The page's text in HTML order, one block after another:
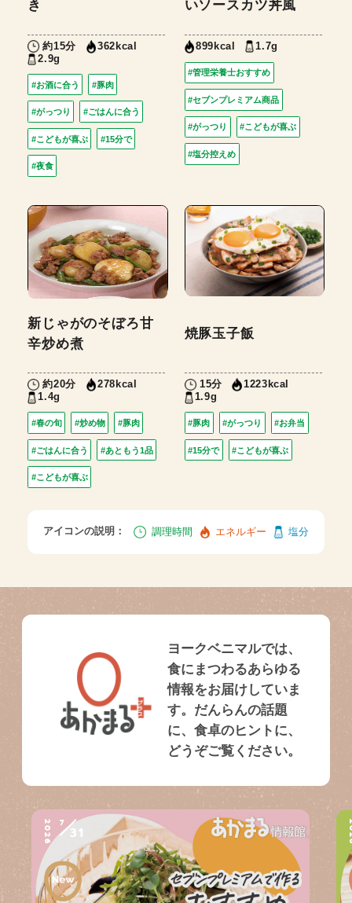
き
約15分
362kcal
2.9g
#お酒に合う #豚肉
#がっつり #ごはんに合う
#こどもが喜ぶ #15分で
#夜食
いソースカツ丼風
899kcal 1.7g
#管理栄養士おすすめ
#セブンプレミアム商品
#がっつり #こどもが喜ぶ
#塩分控えめ
新じゃがのそぼろ甘
辛炒め煮
約20分
278kcal
1.4g
#春の旬 #炒め物 #豚肉
#ごはんに合う #あともう1品
#こどもが喜ぶ
焼豚玉子飯
15分
1223kcal
1.9g
#豚肉 #がっつり #お弁当
#15分で #こどもが喜ぶ
アイコンの説明： 調理時間 エネルギー 塩分
ヨークベニマルでは、
食にまつわるあらゆる
情報をお届けしていま
す。だんらんの話題
に、食卓のヒントに、
どうぞご覧ください。
2026 7
31